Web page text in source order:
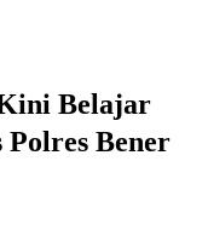
Belajar
Bener